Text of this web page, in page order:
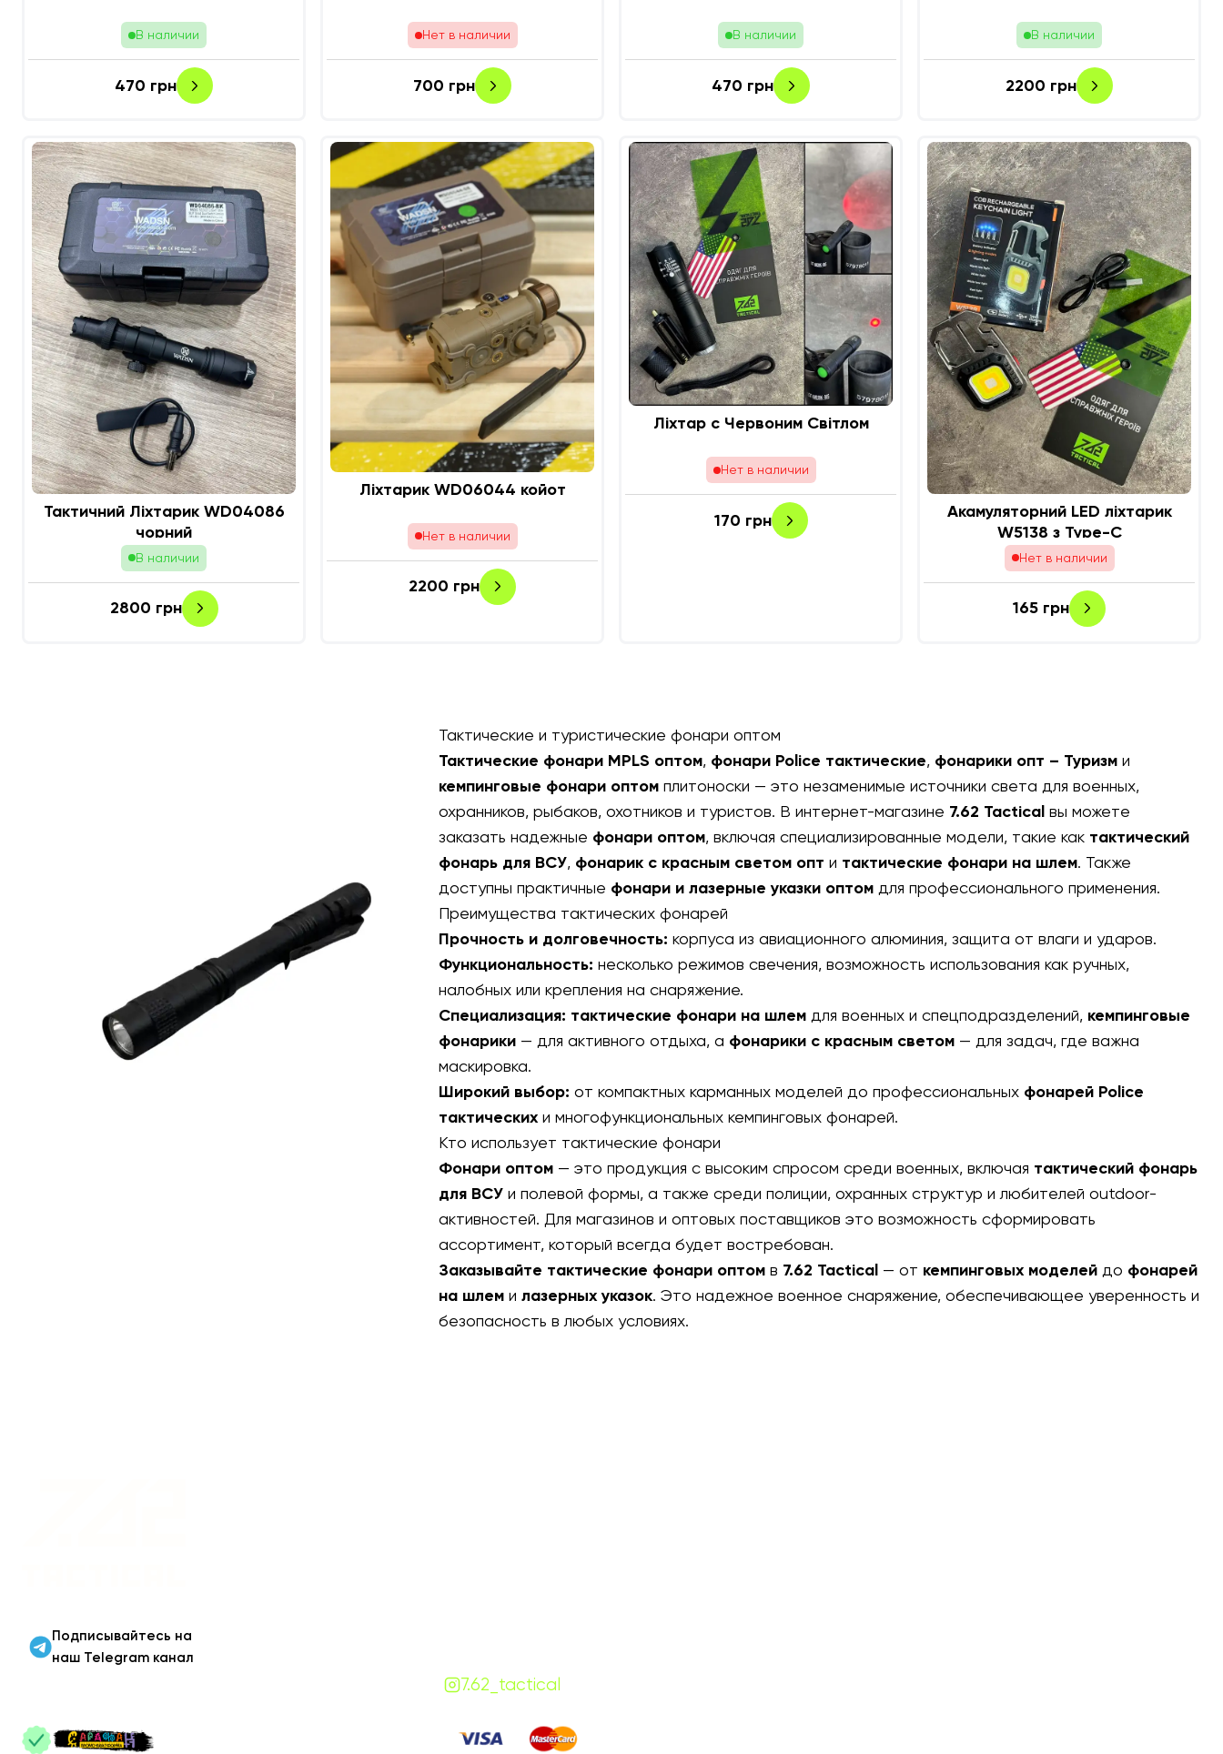
В наличии
470 грн
Нет в наличии
700 грн
В наличии
470 грн
В наличии
2200 грн
Тактичний Ліхтарик WD04086
чорний
В наличии
2800 грн
Ліхтарик WD06044 койот
Нет в наличии
2200 грн
Ліхтар с Червоним Світлом
Нет в наличии
170 грн
Акамуляторний LED ліхтарик
W5138 з Type-C
Нет в наличии
165 грн
Тактические и туристические фонари оптом
Тактические фонари MPLS оптом, фонари Police тактические, фонарики опт – Туризм и
кемпинговые фонари оптом плитоноски — это незаменимые источники света для военных,
охранников, рыбаков, охотников и туристов. В интернет-магазине 7.62 Tactical вы можете
заказать надежные фонари оптом, включая специализированные модели, такие как тактический
фонарь для ВСУ, фонарик с красным светом опт и тактические фонари на шлем. Также
доступны практичные фонари и лазерные указки оптом для профессионального применения.
Преимущества тактических фонарей
Прочность и долговечность: корпуса из авиационного алюминия, защита от влаги и ударов.
Функциональность: несколько режимов свечения, возможность использования как ручных,
налобных или крепления на снаряжение.
Специализация: тактические фонари на шлем для военных и спецподразделений, кемпинговые
фонарики — для активного отдыха, а фонарики с красным светом — для задач, где важна
маскировка.
Широкий выбор: от компактных карманных моделей до профессиональных фонарей Police
тактических и многофункциональных кемпинговых фонарей.
Кто использует тактические фонари
Фонари оптом — это продукция с высоким спросом среди военных, включая тактический фонарь
для ВСУ и полевой формы, а также среди полиции, охранных структур и любителей outdoor-
активностей. Для магазинов и оптовых поставщиков это возможность сформировать
ассортимент, который всегда будет востребован.
Заказывайте тактические фонари оптом в 7.62 Tactical — от кемпинговых моделей до фонарей
на шлем и лазерных указок. Это надежное военное снаряжение, обеспечивающее уверенность и
безопасность в любых условиях.
Подписывайтесь на
наш Telegram канал
7.62_tactical